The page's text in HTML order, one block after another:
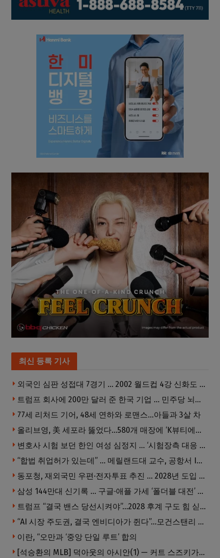
최신 등록 기사
외국인 심판 성접대 7경기 … 2002 월드컵 4강 신화도 흔들
트럼프 회사에 200만 달러 준 한국 기업 … 민주당 뇌물의혹 조사
77세 리처드 기어, 48세 연하와 로맨스…아들과 3살 차
올리브영, 美 세포라 뚫었다…580개 매장에 ‘K뷰티에딧’ 론칭
변호사 시험 보던 한인 여성 심정지 … ‘시험장측 대응 부적절’ 소송
“합법 취업허가 있는데” … 메릴랜드대 교수, 공항서 ICE에 체포, 구금 중
동포청, 재외국민 우편·전자투표 추진 … 2028년 도입 목표
삼성 144만대 신기록 … 구글·애플 가세 ‘폴더블 대전’ 열린다
트럼프 “결국 밴스 당선시켜야”…2028 후계 구도 힘 싣나
“AI 시장 주도권, 결국 엔비디아가 쥔다”…모건스탠리 장담
이란, “오만과 ‘중앙 단일 루트’ 합의
[석승환의 MLB] 덕아웃의 아시안(1) — 커트 스즈키가 우리에게 묻는 것